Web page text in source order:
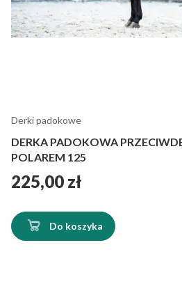
Derki padokowe
DERKA PADOKOWA
POLAREM 125
Cena
225,00 zł
Do koszyka